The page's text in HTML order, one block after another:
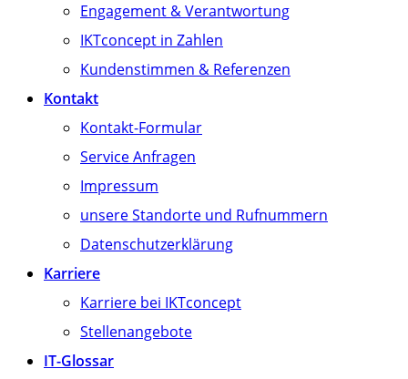
Engagement & Verantwortung
IKTconcept in Zahlen
Kundenstimmen & Referenzen
Kontakt
Kontakt-Formular
Service Anfragen
Impressum
unsere Standorte und Rufnummern
Datenschutzerklärung
Karriere
Karriere bei IKTconcept
Stellenangebote
IT-Glossar